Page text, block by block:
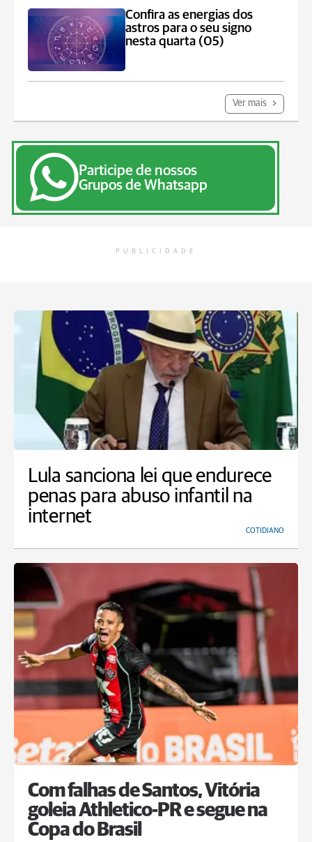
Confira as energias dos
astros para o seu signo
nesta quarta (05)
Ver mais
Participe de nossos
Grupos de Whatsapp
PUBLICIDADE
Lula sanciona lei que endurece
penas para abuso infantil na
internet
COTIDIANO
Com falhas de Santos, Vitória
goleia Athletico-PR e segue na
Copa do Brasil